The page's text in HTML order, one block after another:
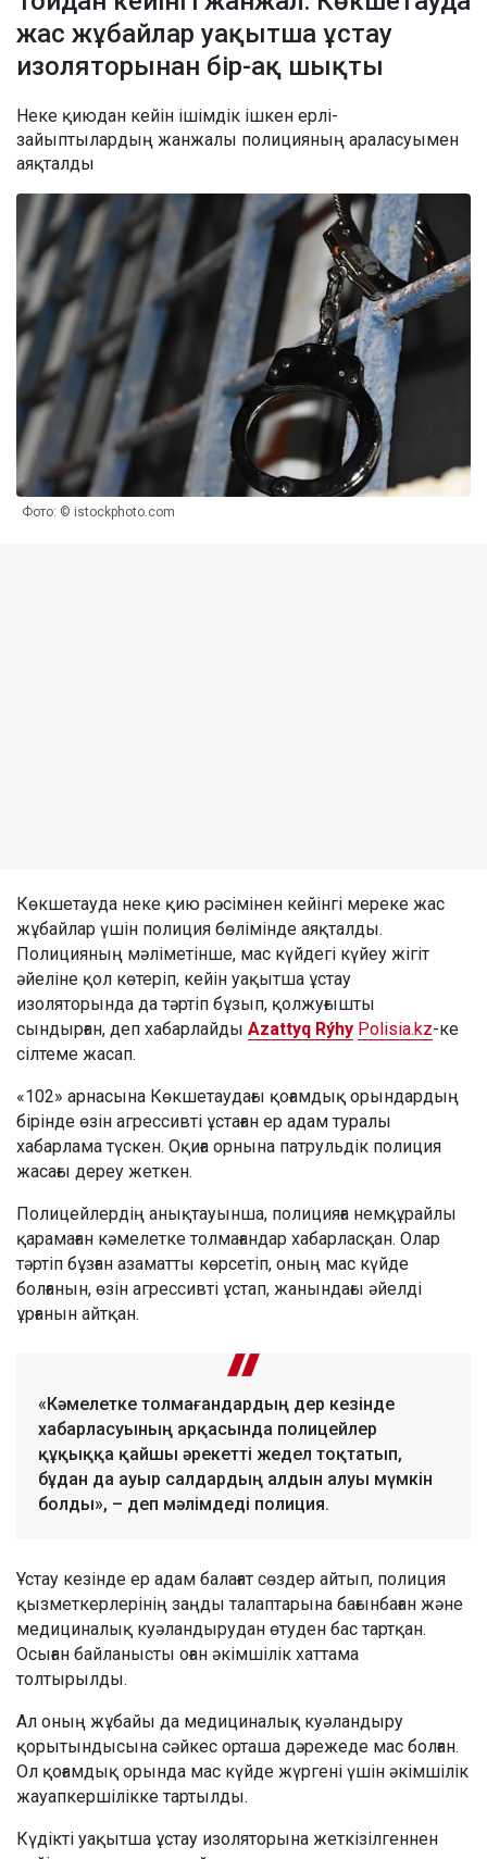
жас жұбайлар уақытша ұстау
изоляторынан бір-ақ шықты
Неке қиюдан кейін ішімдік ішкен ерлі-
зайыптылардың жанжалы полицияның араласуымен
аяқталды
Фото: © istockphoto.com
Көкшетауда неке қию рәсімінен кейінгі мереке жас
жұбайлар үшін полиция бөлімінде аяқталды.
Полицияның мәліметінше, мас күйдегі күйеу жігіт
әйеліне қол көтеріп, кейін уақытша ұстау
изоляторында да тәртіп бұзып, қолжуғышты
сындырған, деп хабарлайды Azattyq Rýhy Polisia.kz-ке
сілтеме жасап.
«102» арнасына Көкшетаудағы қоғамдық орындардың
бірінде өзін агрессивті ұстаған ер адам туралы
хабарлама түскен. Оқиға орнына патрульдік полиция
жасағы дереу жеткен.
Полицейлердің анықтауынша, полицияға немқұрайлы
қарамаған кәмелетке толмағандар хабарласқан. Олар
тәртіп бұзған азаматты көрсетіп, оның мас күйде
болғанын, өзін агрессивті ұстап, жанындағы әйелді
ұрғанын айтқан.
«Кәмелетке толмағандардың дер кезінде
хабарласуының арқасында полицейлер
құқыққа қайшы әрекетті жедел тоқтатып,
бұдан да ауыр салдардың алдын алуы мүмкін
болды», – деп мәлімдеді полиция.
Ұстау кезінде ер адам балағат сөздер айтып, полиция
қызметкерлерінің заңды талаптарына бағынбаған және
медициналық куәландырудан өтуден бас тартқан.
Осыған байланысты оған әкімшілік хаттама
толтырылды.
Ал оның жұбайы да медициналық куәландыру
қорытындысына сәйкес орташа дәрежеде мас болған.
Ол қоғамдық орында мас күйде жүргені үшін әкімшілік
жауапкершілікке тартылды.
Күдікті уақытша ұстау изоляторына жеткізілгеннен